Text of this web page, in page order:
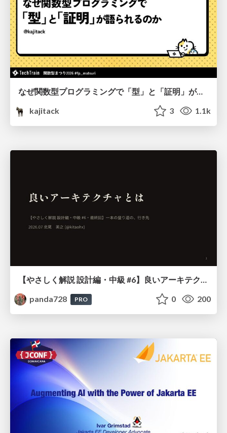
なぜ関数型プログラミングで「型」と「証明」が語られるのか #fp_matsuri
kajitack
3 1.1k
【やさしく解説 設計編・中級 #6】良いアーキテクチャとは ～ 一本の登り道の、行き先 ～
panda728
PRO 0 200